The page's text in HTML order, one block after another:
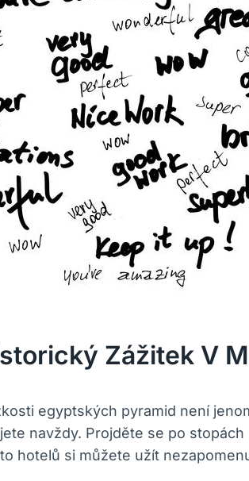
Zážitek V
egyptských pyramid není
navždy. Projděte se po
hotelů si můžete užít